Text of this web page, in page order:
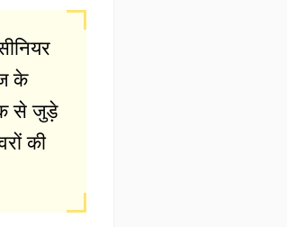
के
से जुड़े
की